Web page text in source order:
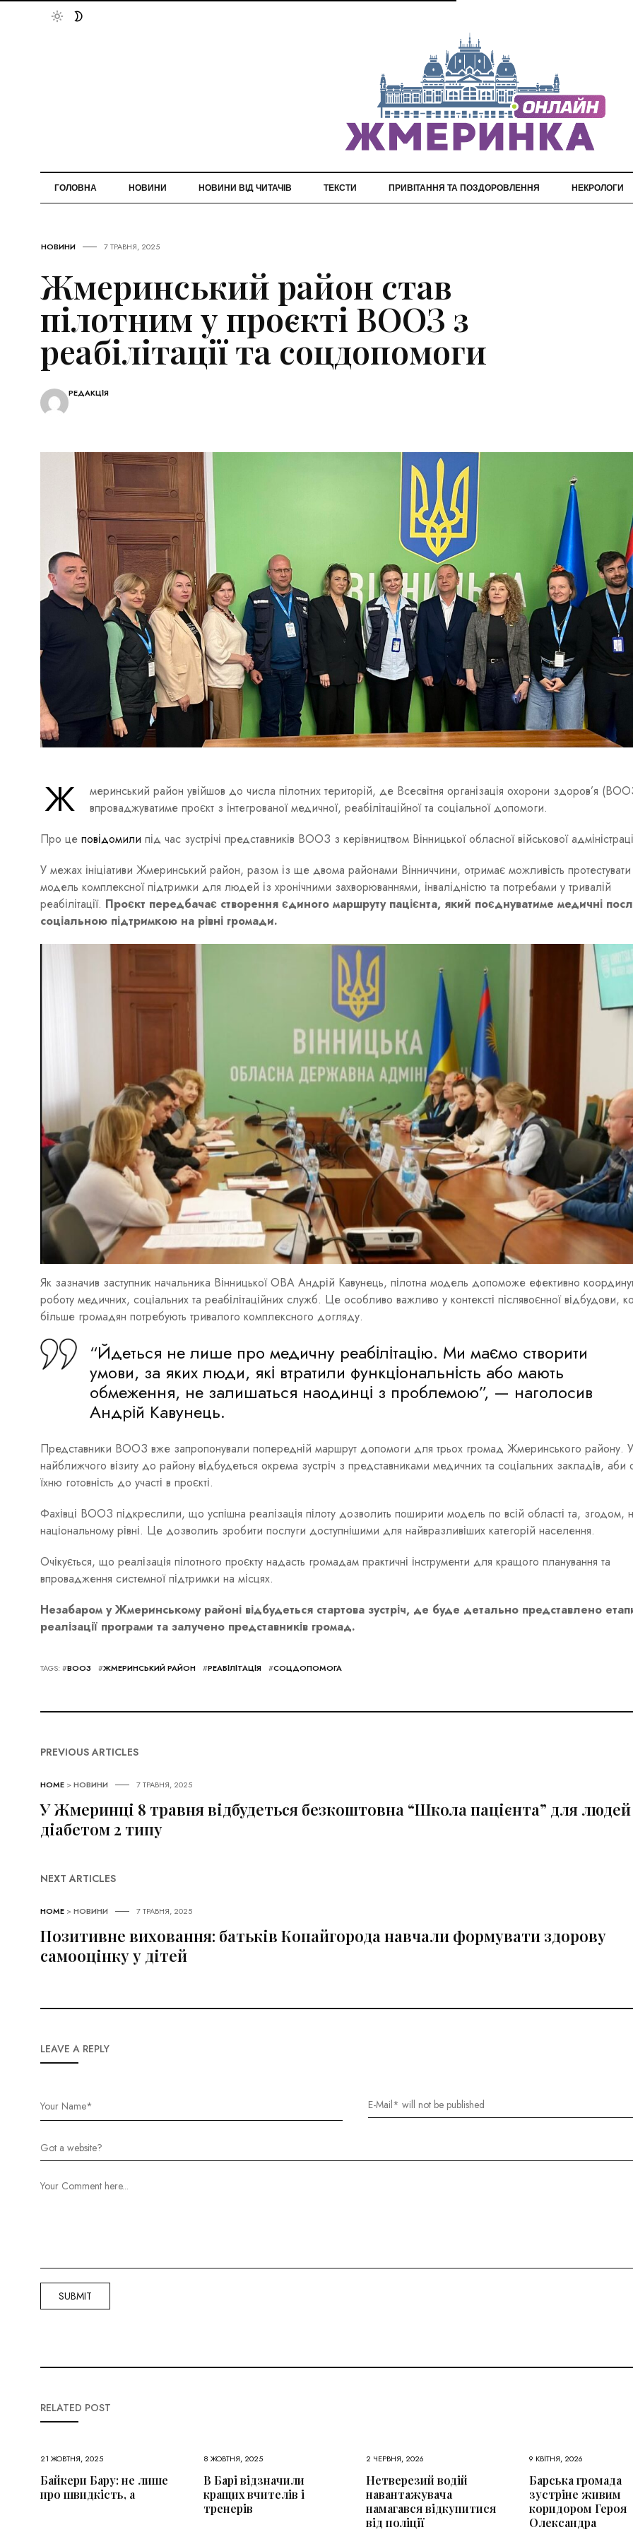
ГОЛОВНА НОВИНИ НОВИНИ ВІД ЧИТАЧІВ ТЕКСТИ ПРИВІТАННЯ ТА ПОЗДОРОВЛЕННЯ НЕКРОЛОГИ
НОВИНИ 7 ТРАВНЯ, 2025
Жмеринський район став
пілотним у проєкті ВООЗ з
реабілітації та соцдопомоги
РЕДАКЦІЯ
Ж
меринський район увійшов до числа пілотних територій, де Всесвітня організація охорони здоров’я
впроваджуватиме проєкт з інтегрованої медичної, реабілітаційної та соціальної допомоги.
Про це повідомили під час зустрічі представників ВООЗ з керівництвом Вінницької обласної військової
У межах ініціативи Жмеринський район, разом із ще двома районами Вінниччини, отримає можливість
модель комплексної підтримки для людей із хронічними захворюваннями, інвалідністю та потребами у тривалій
реабілітації. Проєкт передбачає створення єдиного маршруту пацієнта, який поєднуватиме медичні
соціальною підтримкою на рівні громади.
Як зазначив заступник начальника Вінницької ОВА Андрій Кавунець, пілотна модель допоможе ефективно
роботу медичних, соціальних та реабілітаційних служб. Це особливо важливо у контексті післявоєнної відбудови,
більше громадян потребують тривалого комплексного догляду.
“Йдеться не лише про медичну реабілітацію. Ми маємо створити
умови, за яких люди, які втратили функціональність або мають
обмеження, не залишаться наодинці з проблемою”, — наголосив
Андрій Кавунець.
Представники ВООЗ вже запропонували попередній маршрут допомоги для трьох громад Жмеринського району.
найближчого візиту до району відбудеться окрема зустріч з представниками медичних та соціальних закладів, аби
їхню готовність до участі в проєкті.
Фахівці ВООЗ підкреслили, що успішна реалізація пілоту дозволить поширити модель по всій області та, згодом,
національному рівні. Це дозволить зробити послуги доступнішими для найвразливіших категорій населення.
Очікується, що реалізація пілотного проєкту надасть громадам практичні інструменти для кращого планування та
впровадження системної підтримки на місцях.
Незабаром у Жмеринському районі відбудеться стартова зустріч, де буде детально представлено
реалізації програми та залучено представників громад.
TAGS: #ВООЗ #ЖМЕРИНСЬКИЙ РАЙОН #РЕАБІЛІТАЦІЯ #СОЦДОПОМОГА
PREVIOUS ARTICLES
HOME >НОВИНИ 7 ТРАВНЯ, 2025
У Жмеринці 8 травня відбудеться безкоштовна “Школа пацієнта” для людей
діабетом 2 типу
NEXT ARTICLES
HOME >НОВИНИ 7 ТРАВНЯ, 2025
Позитивне виховання: батьків Копайгорода навчали формувати здорову
самооцінку у дітей
LEAVE A REPLY
RELATED POST
21 ЖОВТНЯ, 2025
Байкери Бару: не лише
про швидкість, а
8 ЖОВТНЯ, 2025
В Барі відзначили
кращих вчителів і
тренерів
2 ЧЕРВНЯ, 2026
Нетверезий водій
навантажувача
намагався відкупитися
від поліції
9 КВІТНЯ, 2026
Барська громада
зустріне живим
коридором Героя
Олександра